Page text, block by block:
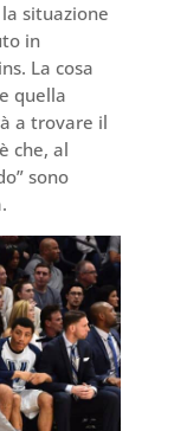
situazione
in
La cosa
quella
a trovare il
che, al
sono